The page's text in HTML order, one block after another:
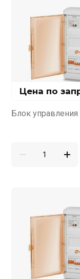
Цена по
Блок управления